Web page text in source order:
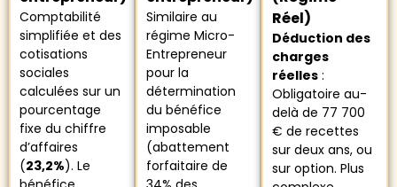
Comptabilité
simplifiée et des
cotisations
sociales
calculées sur un
pourcentage
fixe du chiffre
d’affaires
(23,2%). Le
Similaire au
régime Micro-
Entrepreneur
pour la
détermination
du bénéfice
imposable
(abattement
forfaitaire de
Réel)
Déduction des
charges
réelles :
Obligatoire au-
delà de 77 700
€ de recettes
sur deux ans, ou
sur option. Plus